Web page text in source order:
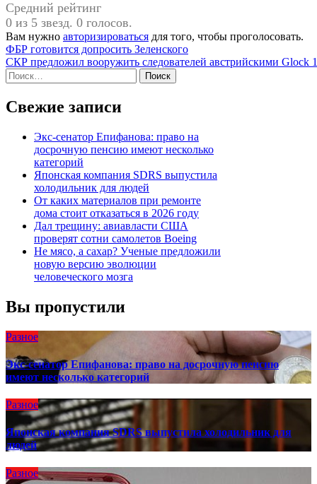
Средний рейтинг
0 из 5 звезд. 0 голосов.
Вам нужно авторизироваться для того, чтобы проголосовать.
Навигация
по
записям
ФБР готовится допросить Зеленского
СКР предложил вооружить следователей австрийскими Glock
Найти:
Свежие записи
Экс-сенатор Епифанова: право на
досрочную пенсию имеют несколько
категорий
Японская компания SDRS выпустила
холодильник для людей
От каких материалов при ремонте
дома стоит отказаться в 2026 году
Дал трещину: авиавласти США
проверят сотни самолетов Boeing
Не мясо, а сахар? Ученые предложили
новую версию эволюции
человеческого мозга
Вы пропустили
Разное
Экс-сенатор Епифанова: право на досрочную пенсию
имеют несколько категорий
Разное
Японская компания SDRS выпустила холодильник для
людей
Разное